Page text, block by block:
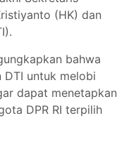
(HK) dan
bahwa
DTI untuk melobi
dapat menetapkan
DPR RI terpilih